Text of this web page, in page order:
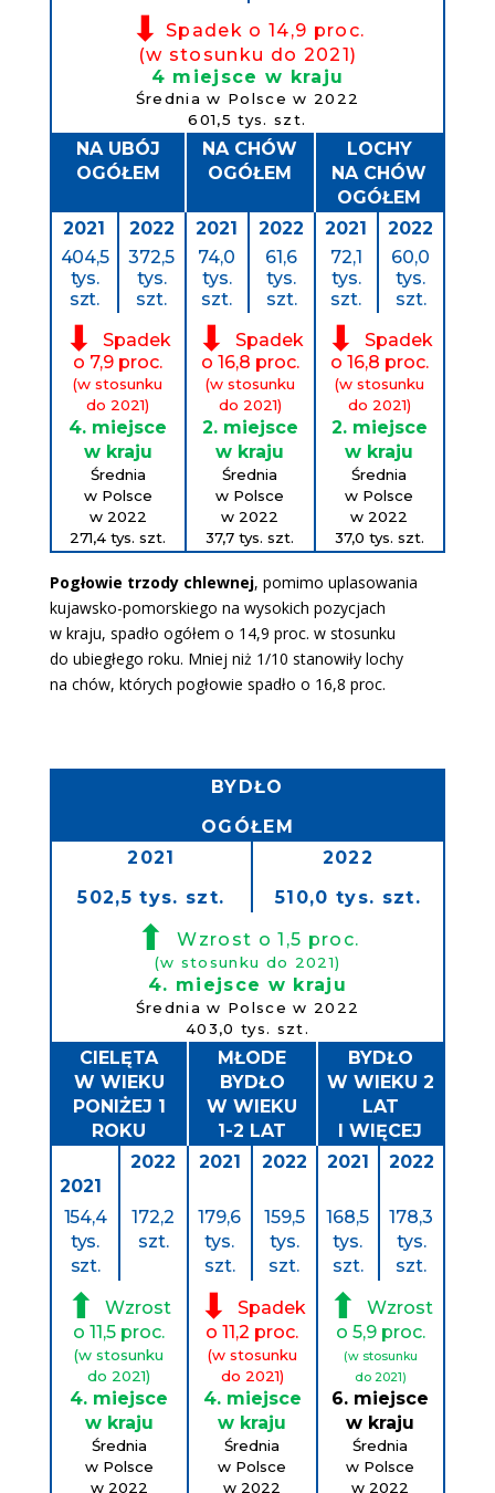
⬇ Spadek o 14,9 proc.
(w stosunku do 2021)
4 miejsce w kraju
Średnia w Polsce w 2022
601,5 tys. szt.
NA UBÓJ
OGÓŁEM
NA CHÓW
OGÓŁEM
LOCHY
NA CHÓW
OGÓŁEM
2021
2022 2021 2022 2021
2022
404,5
tys.
szt.
372,5
tys.
szt.
74,0
tys.
szt.
61,6
tys.
szt.
72,1
tys.
szt.
60,0
tys.
szt.
⬇Spadek
o 7,9 proc.
(w stosunku
do 2021)
4. miejsce
w kraju
Średnia
w Polsce
w 2022
271,4 tys. szt.
⬇
Spadek
o 16,8 proc.
(w stosunku
do 2021)
2. miejsce
w kraju
Średnia
w Polsce
w 2022
37,7 tys. szt.
⬇
Spadek
o 16,8 proc.
(w stosunku
do 2021)
2. miejsce
w kraju
Średnia
w Polsce
w 2022
37,0 tys. szt.
Pogłowie trzody chlewnej, pomimo uplasowania
kujawsko-pomorskiego na wysokich pozycjach
w kraju, spadło ogółem o 14,9 proc. w stosunku
do ubiegłego roku. Mniej niż 1/10 stanowiły lochy
na chów, których pogłowie spadło o 16,8 proc.
BYDŁO
OGÓŁEM
2021
502,5 tys. szt.
2022
510,0 tys. szt.
⬆Wzrost o 1,5 proc.
(w stosunku do 2021)
4. miejsce w kraju
Średnia w Polsce w 2022
403,0 tys. szt.
CIELĘTA
W WIEKU
PONIŻEJ 1
ROKU
MŁODE
BYDŁO
W WIEKU
1-2 LAT
BYDŁO
W WIEKU 2
LAT
I WIĘCEJ
2021
2022 2021 2022 2021 2022
154,4
tys.
szt.
172,2
szt.
179,6
tys.
szt.
159,5
tys.
szt.
168,5
tys.
szt.
178,3
tys.
szt.
⬆Wzrost
o 11,5 proc.
(w stosunku
do 2021)
4. miejsce
w kraju
Średnia
w Polsce
w 2022
⬇
Spadek
o 11,2 proc.
(w stosunku
do 2021)
4. miejsce
w kraju
Średnia
w Polsce
w 2022
⬆
Wzrost
o 5,9 proc.
(w stosunku
do 2021)
6. miejsce
w kraju
Średnia
w Polsce
w 2022